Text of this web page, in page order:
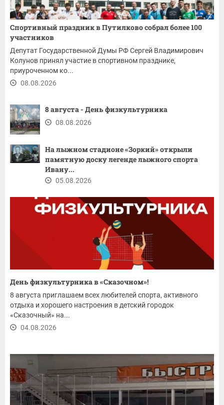
Спортивный праздник в Путилково собрал более 100
участников
Депутат Государственной Думы РФ Сергей Владимирович
Колунов принял участие в спортивном празднике,
приуроченном ко...
08.08.2026
8 августа - День физкультурника
08.08.2026
На лыжном стадионе «Зоркий» открыли
памятную доску легенде лыжного спорта
Ивану...
05.08.2026
День физкультурника в «Сказочном»!
8 августа приглашаем всех любителей спорта, активного
отдыха и хорошего настроения в детский городок
«Сказочный» на...
04.08.2026